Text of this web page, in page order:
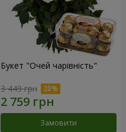
Букет "Очей чарівність"
3 449 грн
Замовити